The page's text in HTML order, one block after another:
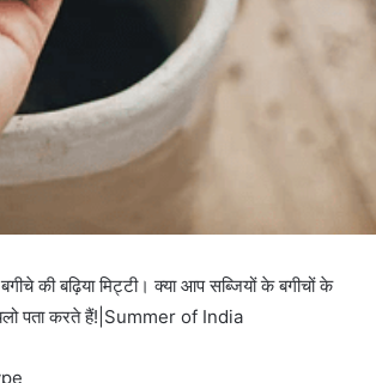
की बढ़िया मिट्टी। क्या आप सब्जियों के बगीचों के
चलो पता करते हैं!|Summer of India